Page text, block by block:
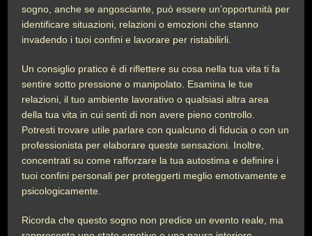
sogno, anche se angosciante, può essere un’opportunità per
identificare situazioni, relazioni o emozioni che stanno
invadendo i tuoi confini e lavorare per ristabilirli.
Un consiglio pratico è di riflettere su cosa nella tua vita ti fa
sentire sotto pressione o manipolato. Esamina le tue
relazioni, il tuo ambiente lavorativo o qualsiasi altra area
della tua vita in cui senti di non avere pieno controllo.
Potresti trovare utile parlare con qualcuno di fiducia o con un
professionista per elaborare queste sensazioni. Inoltre,
concentrati su come rafforzare la tua autostima e definire i
tuoi confini personali per proteggerti meglio emotivamente e
psicologicamente.
Ricorda che questo sogno non predice un evento reale, ma